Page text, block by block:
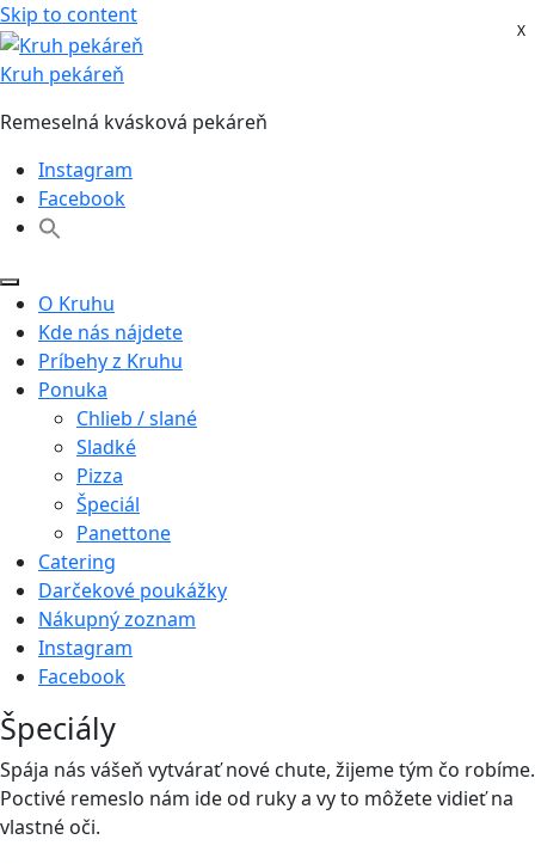
Skip to content
Kruh pekáreň
Remeselná kvásková pekáreň
Instagram
Facebook
O Kruhu
Kde nás nájdete
Príbehy z Kruhu
Ponuka
Chlieb / slané
Sladké
Pizza
Špeciál
Panettone
Catering
Darčekové poukážky
Nákupný zoznam
Instagram
Facebook
Špeciály
Spája nás vášeň vytvárať nové chute, žĳeme tým čo robíme.
Poctivé remeslo nám ide od ruky a vy to môžete vidieť na
vlastné oči.
X
X